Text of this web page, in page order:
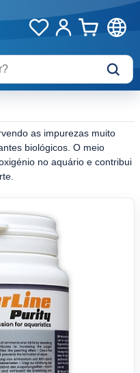
as impurezas muito
biológicos. O meio
no aquário e contribui